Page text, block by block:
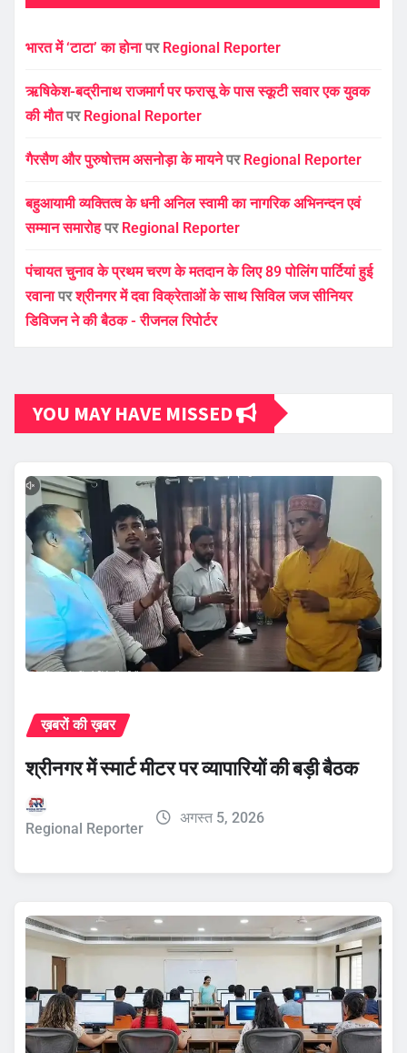
भारत में ‘टाटा’ का होनापर Regional Reporter
ऋषिकेश-बद्रीनाथ राजमार्ग पर फरासू के पास स्कूटी सवार एक युवक
की मौतपर Regional Reporter
गैरसैण और पुरुषोत्तम असनोड़ा के मायनेपर Regional Reporter
बहुआयामी व्यक्तित्व के धनी अनिल स्वामी का नागरिक अभिनन्दन एवं
सम्मान समारोहपर Regional Reporter
पंचायत चुनाव के प्रथम चरण के मतदान के लिए 89 पोलिंग पार्टियां हुई
रवानापरश्रीनगर में दवा विक्रेताओं के साथ सिविल जज सीनियर
डिविजन ने की बैठक - रीजनल रिपोर्टर
YOU MAY HAVE MISSED
ख़बरों की ख़बर
श्रीनगर में स्मार्ट मीटर पर व्यापारियों की बड़ी बैठक
Regional Reporter
अगस्त 5, 2026